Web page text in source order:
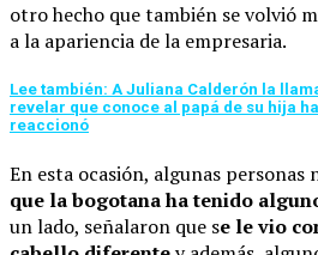
otro hecho que también se volvió
a la apariencia de la empresaria.
Lee también: A Juliana Calderón la
revelar que conoce al papá de su hija
reaccionó
En esta ocasión, algunas personas
que la bogotana ha tenido
un lado, señalaron que se le vio